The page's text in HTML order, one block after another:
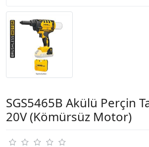
SGS5465B Akülü Perçin
20V (Kömürsüz Motor)